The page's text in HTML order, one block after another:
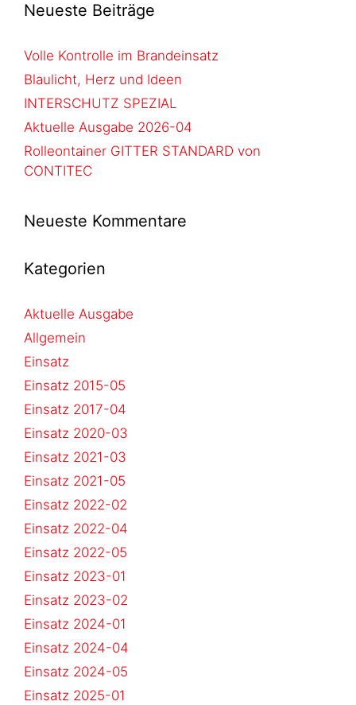
Neueste Beiträge
Volle Kontrolle im Brandeinsatz
Blaulicht, Herz und Ideen
INTERSCHUTZ SPEZIAL
Aktuelle Ausgabe 2026-04
Rolleontainer GITTER STANDARD von
CONTITEC
Neueste Kommentare
Kategorien
Aktuelle Ausgabe
Allgemein
Einsatz
Einsatz 2015-05
Einsatz 2017-04
Einsatz 2020-03
Einsatz 2021-03
Einsatz 2021-05
Einsatz 2022-02
Einsatz 2022-04
Einsatz 2022-05
Einsatz 2023-01
Einsatz 2023-02
Einsatz 2024-01
Einsatz 2024-04
Einsatz 2024-05
Einsatz 2025-01